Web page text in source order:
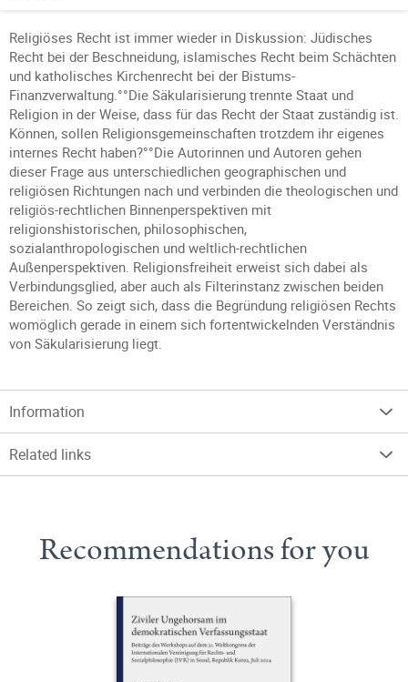
Religiöses Recht ist immer wieder in Diskussion: Jüdisches
Recht bei der Beschneidung, islamisches Recht beim Schächten
und katholisches Kirchenrecht bei der Bistums-
Finanzverwaltung.°°Die Säkularisierung trennte Staat und
Religion in der Weise, dass für das Recht der Staat zuständig ist.
Können, sollen Religionsgemeinschaften trotzdem ihr eigenes
internes Recht haben?°°Die Autorinnen und Autoren gehen
dieser Frage aus unterschiedlichen geographischen und
religiösen Richtungen nach und verbinden die theologischen und
religiös-rechtlichen Binnenperspektiven mit
religionshistorischen, philosophischen,
sozialanthropologischen und weltlich-rechtlichen
Außenperspektiven. Religionsfreiheit erweist sich dabei als
Verbindungsglied, aber auch als Filterinstanz zwischen beiden
Bereichen. So zeigt sich, dass die Begründung religiösen Rechts
womöglich gerade in einem sich fortentwickelnden Verständnis
von Säkularisierung liegt.
Information
Related links
Recommendations for you